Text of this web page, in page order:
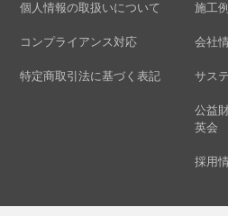
個人情報の取扱いについて
コンプライアンス対応
特定商取引法に基づく表記
施工例
会社
サス
公益
英会
採用